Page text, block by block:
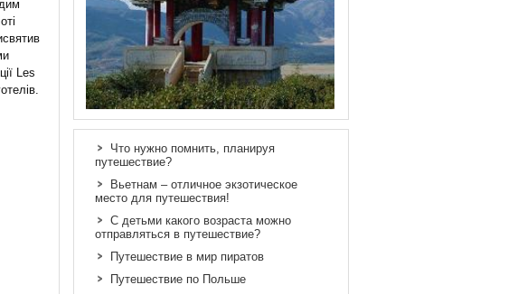
Les
Что нужно помнить, планируя
путешествие?
Вьетнам – отличное экзотическое
место для путешествия!
С детьми какого возраста можно
отправляться в путешествие?
Путешествие в мир пиратов
Путешествие по Польше